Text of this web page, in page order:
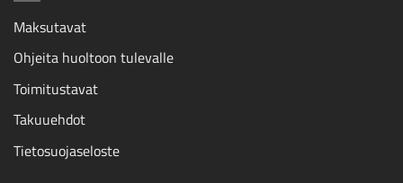
Maksutavat
Ohjeita huoltoon tulevalle
Toimitustavat
Takuuehdot
Tietosuojaseloste